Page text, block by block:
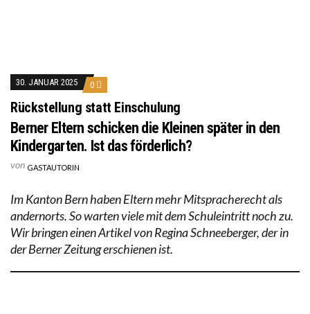
30. JANUAR 2025 0
Rückstellung statt Einschulung
Berner Eltern schicken die Kleinen später in den
Kindergarten. Ist das förderlich?
von GASTAUTORIN
Im Kanton Bern haben Eltern mehr Mitspracherecht als
andernorts. So warten viele mit dem Schuleintritt noch zu.
Wir bringen einen Artikel von Regina Schneeberger, der in
der Berner Zeitung erschienen ist.